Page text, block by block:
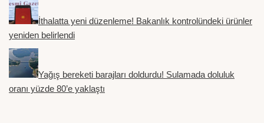
İthalatta yeni düzenleme! Bakanlık kontrolündeki ürünler
yeniden belirlendi
Yağış bereketi barajları doldurdu! Sulamada doluluk
oranı yüzde 80’e yaklaştı